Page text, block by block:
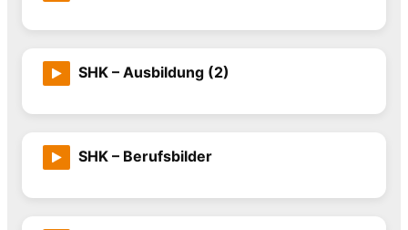
SHK – Ausbildung (2)
SHK – Berufsbilder